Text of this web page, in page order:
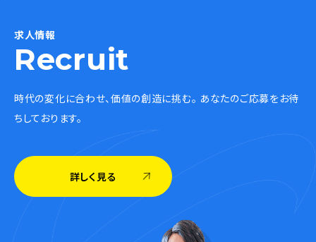
求人情報
Recruit
時代の変化に合わせ、価値の創造に挑む。 あなたのご応募をお待
ちしております。
詳しく見る